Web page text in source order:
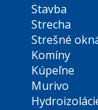
Stavba
Strecha
Strešné
Komíny
Kúpeľne
Murivo